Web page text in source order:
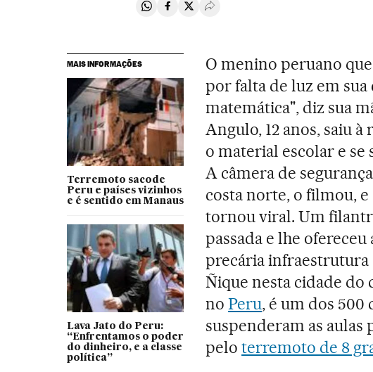
Compartir en Whatsapp
Compartir en Facebook
Compartir en Twitter
Desplegar Redes Sociales
MAIS INFORMAÇÕES
Terremoto sacode
Peru e países vizinhos
e é sentido em Manaus
Lava Jato do Peru:
“Enfrentamos o poder
do dinheiro, e a classe
política”
O menino peruano
por falta de luz em sua
matemática", diz sua
Angulo, 12 anos, saiu
o material escolar e se
A câmera de
costa norte, o filmou,
tornou viral. Um
passada e lhe
precária infraestrutura
Ñique nesta cidade
noPeru, é um dos 500
suspenderam as aulas
peloterremoto de 8